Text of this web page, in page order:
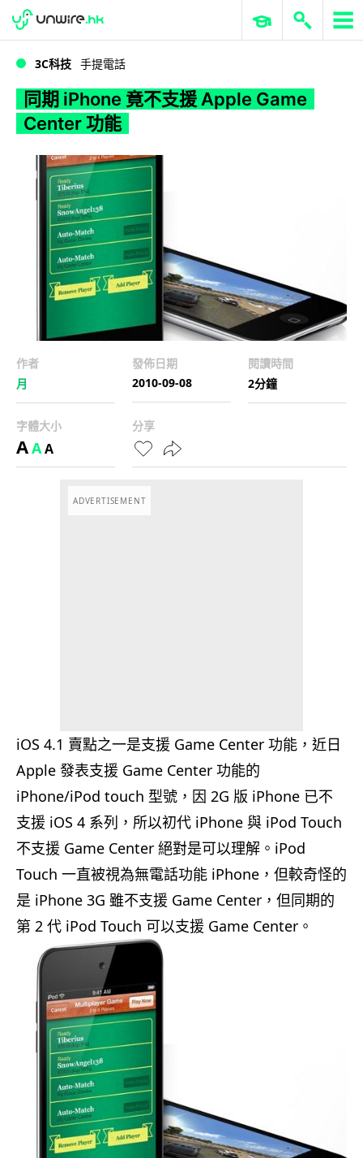
WWDC 2026 ERP 與商業 AI
3C科技 手提電話
同期 iPhone 竟不支援 Apple Game
Center 功能
作者
月
發佈日期
2010-09-08
閱讀時間
2分鐘
字體大小
AAA
分享
ADVERTISEMENT
iOS 4.1 賣點之一是支援 Game Center 功能，近日
Apple 發表支援 Game Center 功能的
iPhone/iPod touch 型號，因 2G 版 iPhone 已不
支援 iOS 4 系列，所以初代 iPhone 與 iPod Touch
不支援 Game Center 絕對是可以理解。iPod
Touch 一直被視為無電話功能 iPhone，但較奇怪的
是 iPhone 3G 雖不支援 Game Center，但同期的
第 2 代 iPod Touch 可以支援 Game Center。